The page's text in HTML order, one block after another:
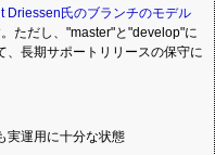
Driessen氏のブランチのモデル
ただし、"master"と"develop"に
、長期サポートリリースの保守に
実運用に十分な状態